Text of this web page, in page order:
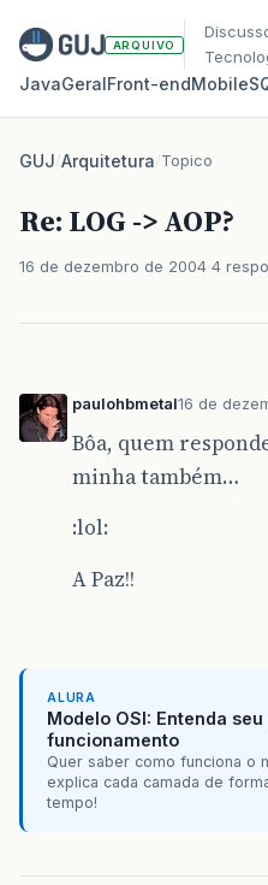
ARQUIVO
JavaGeralFront‑endMobile
GUJ/Arquitetura/Topico
Re: LOG -> AOP?
16 de dezembro de 2004 4
paulohbmetal16 de
Bôa, quem
minha também…
:lol:
A Paz!!
ALURA
Modelo OSI: Entenda
funcionamento
Quer saber como funciona o
explica cada camada de
tempo!